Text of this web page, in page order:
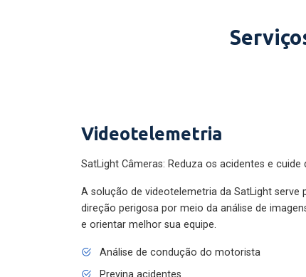
Videotelemetria
SatLight Câmeras: Reduza os acidentes e
A solução de videotelemetria da SatLight
direção perigosa por meio da análise de
e orientar melhor sua equipe.
Análise de condução do motorista
Previna acidentes